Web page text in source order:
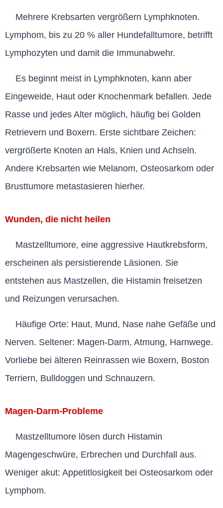
Mehrere Krebsarten vergrößern Lymphknoten.
Lymphom, bis zu 20 % aller Hundefalltumore, betrifft
Lymphozyten und damit die Immunabwehr.
Es beginnt meist in Lymphknoten, kann aber
Eingeweide, Haut oder Knochenmark befallen. Jede
Rasse und jedes Alter möglich, häufig bei Golden
Retrievern und Boxern. Erste sichtbare Zeichen:
vergrößerte Knoten an Hals, Knien und Achseln.
Andere Krebsarten wie Melanom, Osteosarkom oder
Brusttumore metastasieren hierher.
Wunden, die nicht heilen
Mastzelltumore, eine aggressive Hautkrebsform,
erscheinen als persistierende Läsionen. Sie
entstehen aus Mastzellen, die Histamin freisetzen
und Reizungen verursachen.
Häufige Orte: Haut, Mund, Nase nahe Gefäße und
Nerven. Seltener: Magen-Darm, Atmung, Harnwege.
Vorliebe bei älteren Reinrassen wie Boxern, Boston
Terriern, Bulldoggen und Schnauzern.
Magen-Darm-Probleme
Mastzelltumore lösen durch Histamin
Magengeschwüre, Erbrechen und Durchfall aus.
Weniger akut: Appetitlosigkeit bei Osteosarkom oder
Lymphom.